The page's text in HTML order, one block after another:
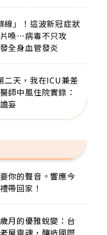
線」！這波新冠症狀
嗓…病毒不只攻
全身血管發炎
二天，我在ICU兼差
師中風住院實錄：
妄
你的聲音。響應今
帶回家！
月的優雅蛻變：台
屋靈魂，釀造國際